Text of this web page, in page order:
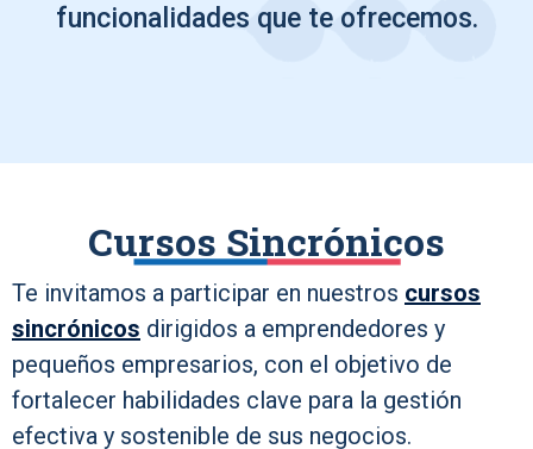
funcionalidades que te ofrecemos.
Cursos Sincrónicos
Te invitamos a participar en nuestros cursos
sincrónicos dirigidos a emprendedores y
pequeños empresarios, con el objetivo de
fortalecer habilidades clave para la gestión
efectiva y sostenible de sus negocios.